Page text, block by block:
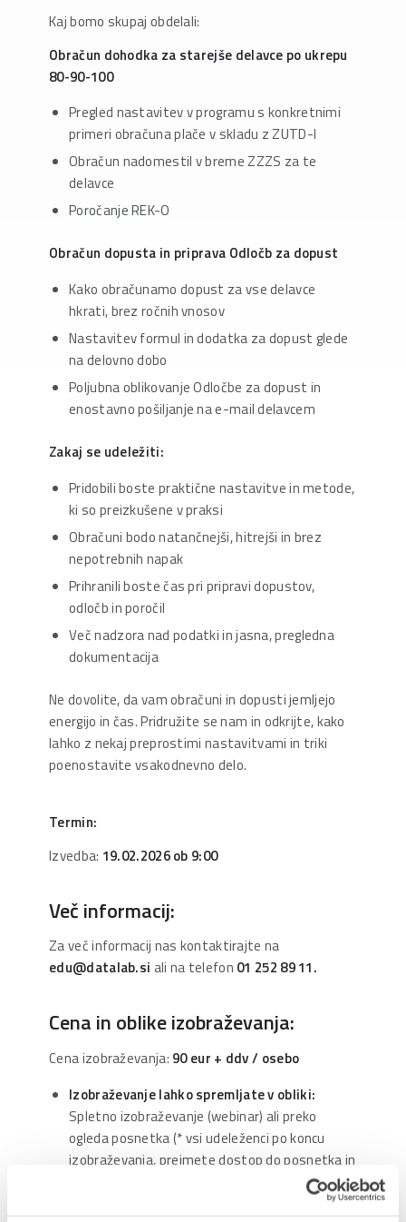
Kaj bomo skupaj obdelali:
Obračun dohodka za starejše delavce po ukrepu
80-90-100
Pregled nastavitev v programu s konkretnimi
primeri obračuna plače v skladu z ZUTD-I
Obračun nadomestil v breme ZZZS za te
delavce
Poročanje REK-O
Obračun dopusta in priprava Odločb za dopust
Kako obračunamo dopust za vse delavce
hkrati, brez ročnih vnosov
Nastavitev formul in dodatka za dopust glede
na delovno dobo
Poljubna oblikovanje Odločbe za dopust in
enostavno pošiljanje na e-mail delavcem
Zakaj se udeležiti:
Pridobili boste praktične nastavitve in metode,
ki so preizkušene v praksi
Obračuni bodo natančnejši, hitrejši in brez
nepotrebnih napak
Prihranili boste čas pri pripravi dopustov,
odločb in poročil
Več nadzora nad podatki in jasna, pregledna
dokumentacija
Ne dovolite, da vam obračuni in dopusti jemljejo
energijo in čas. Pridružite se nam in odkrijte, kako
lahko z nekaj preprostimi nastavitvami in triki
poenostavite vsakodnevno delo.
Termin:
Izvedba: 19.02.2026 ob 9:00
Več informacij:
Za več informacij nas kontaktirajte na
edu@datalab.si ali na telefon 01 252 89 11.
Cena in oblike izobraževanja:
Cena izobraževanja: 90 eur + ddv / osebo
Izobraževanje lahko spremljate v obliki:
Spletno izobraževanje (webinar) ali preko
ogleda posnetka (* vsi udeleženci po koncu
izobraževanja, prejmete dostop do posnetka in